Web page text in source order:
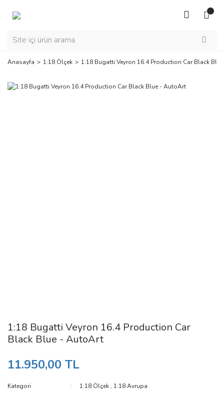
Anasayfa 1:18 Ölçek 1:18 Bugatti Veyron 16.4 Production Car Black
1:18 Bugatti Veyron 16.4 Production Car
Black Blue - AutoArt
11.950,00 TL
Kategori 1:18 Ölçek , 1:18 Avrupa